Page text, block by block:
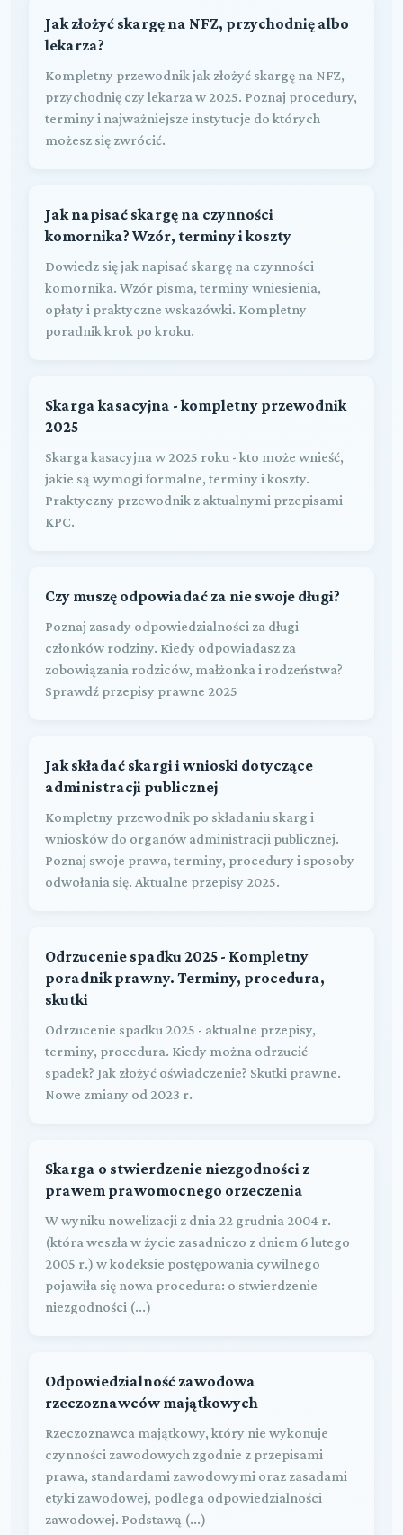
Jak złożyć skargę na NFZ, przychodnię albo
lekarza?
Kompletny przewodnik jak złożyć skargę na NFZ,
przychodnię czy lekarza w 2025. Poznaj procedury,
terminy i najważniejsze instytucje do których
możesz się zwrócić.
Jak napisać skargę na czynności
komornika? Wzór, terminy i koszty
Dowiedz się jak napisać skargę na czynności
komornika. Wzór pisma, terminy wniesienia,
opłaty i praktyczne wskazówki. Kompletny
poradnik krok po kroku.
Skarga kasacyjna - kompletny przewodnik
2025
Skarga kasacyjna w 2025 roku - kto może wnieść,
jakie są wymogi formalne, terminy i koszty.
Praktyczny przewodnik z aktualnymi przepisami
KPC.
Czy muszę odpowiadać za nie swoje długi?
Poznaj zasady odpowiedzialności za długi
członków rodziny. Kiedy odpowiadasz za
zobowiązania rodziców, małżonka i rodzeństwa?
Sprawdź przepisy prawne 2025
Jak składać skargi i wnioski dotyczące
administracji publicznej
Kompletny przewodnik po składaniu skarg i
wniosków do organów administracji publicznej.
Poznaj swoje prawa, terminy, procedury i sposoby
odwołania się. Aktualne przepisy 2025.
Odrzucenie spadku 2025 - Kompletny
poradnik prawny. Terminy, procedura,
skutki
Odrzucenie spadku 2025 - aktualne przepisy,
terminy, procedura. Kiedy można odrzucić
spadek? Jak złożyć oświadczenie? Skutki prawne.
Nowe zmiany od 2023 r.
Skarga o stwierdzenie niezgodności z
prawem prawomocnego orzeczenia
W wyniku nowelizacji z dnia 22 grudnia 2004 r.
(która weszła w życie zasadniczo z dniem 6 lutego
2005 r.) w kodeksie postępowania cywilnego
pojawiła się nowa procedura: o stwierdzenie
niezgodności (...)
Odpowiedzialność zawodowa
rzeczoznawców majątkowych
Rzeczoznawca majątkowy, który nie wykonuje
czynności zawodowych zgodnie z przepisami
prawa, standardami zawodowymi oraz zasadami
etyki zawodowej, podlega odpowiedzialności
zawodowej. Podstawą (...)